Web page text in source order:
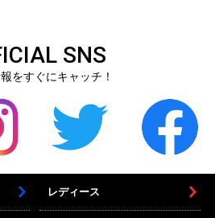
SNS
をすぐにキャッチ！
レディース